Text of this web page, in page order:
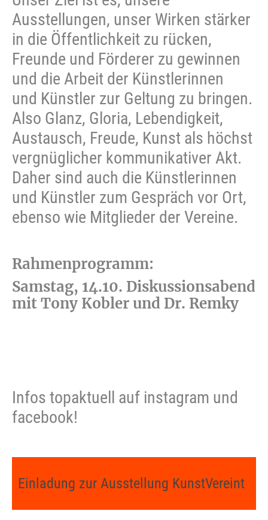
Ausstellungen, unser Wirken stärker
in die Öffentlichkeit zu rücken,
Freunde und Förderer zu gewinnen
und die Arbeit der Künstlerinnen
und Künstler zur Geltung zu bringen.
Also Glanz, Gloria, Lebendigkeit,
Austausch, Freude, Kunst als höchst
vergnüglicher kommunikativer Akt.
Daher sind auch die Künstlerinnen
und Künstler zum Gespräch vor Ort,
ebenso wie Mitglieder der Vereine.
Rahmenprogramm:
Samstag, 14.10. Diskussionsabend
mit Tony Kobler und Dr. Remky
Infos topaktuell auf instagram und
facebook!
Einladung zur Ausstellung KunstVereint